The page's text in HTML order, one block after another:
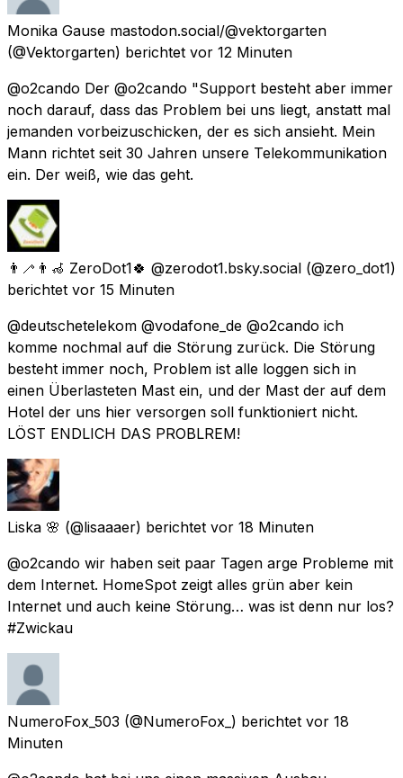
Monika Gause mastodon.social/@vektorgarten
(@Vektorgarten) berichtet vor 12 Minuten
@o2cando Der @o2cando "Support besteht aber immer
noch darauf, dass das Problem bei uns liegt, anstatt mal
jemanden vorbeizuschicken, der es sich ansieht. Mein
Mann richtet seit 30 Jahren unsere Telekommunikation
ein. Der weiß, wie das geht.
👨‍🦯👨‍🦽 ZeroDot1🍀 @zerodot1.bsky.social (@zero_dot1)
berichtet vor 15 Minuten
@deutschetelekom @vodafone_de @o2cando ich
komme nochmal auf die Störung zurück. Die Störung
besteht immer noch, Problem ist alle loggen sich in
einen Überlasteten Mast ein, und der Mast der auf dem
Hotel der uns hier versorgen soll funktioniert nicht.
LÖST ENDLICH DAS PROBLREM!
Liska 🌸 (@lisaaaer) berichtet vor 18 Minuten
@o2cando wir haben seit paar Tagen arge Probleme mit
dem Internet. HomeSpot zeigt alles grün aber kein
Internet und auch keine Störung… was ist denn nur los?
#Zwickau
NumeroFox_503 (@NumeroFox_) berichtet vor 18
Minuten